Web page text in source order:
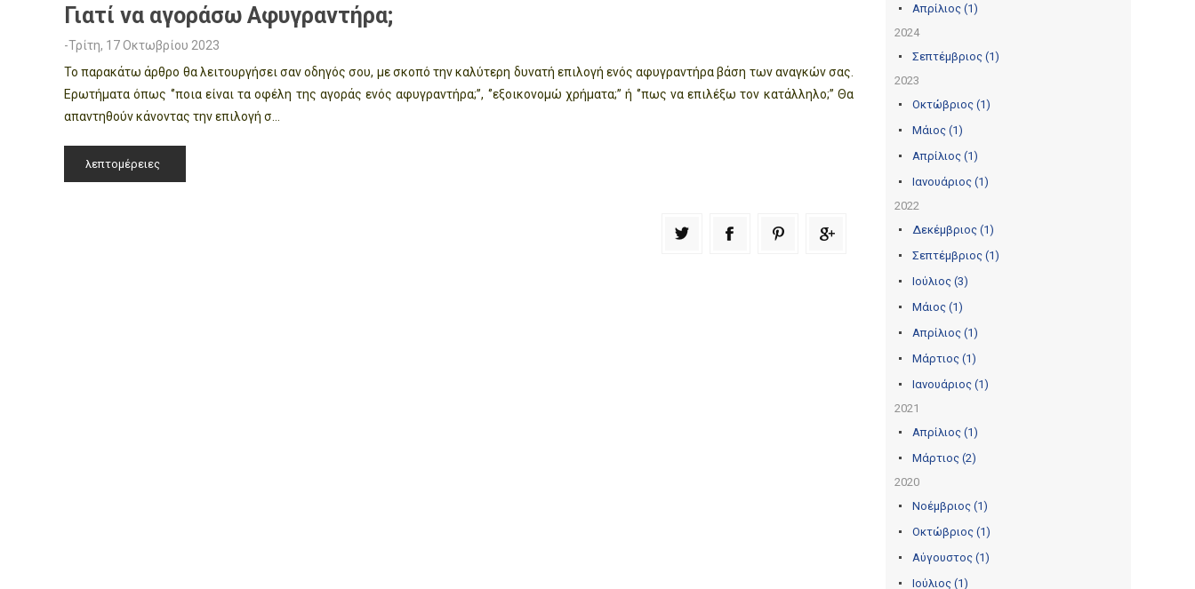
Γιατί να αγοράσω Αφυγραντήρα;
-Τρίτη, 17 Οκτωβρίου 2023
Το παρακάτω άρθρο θα λειτουργήσει σαν οδηγός σου, με σκοπό την καλύτερη δυνατή επιλογή ενός αφυγραντήρα βάση των αναγκών σας.
Ερωτήματα όπως ‘’ποια είναι τα οφέλη της αγοράς ενός αφυγραντήρα;’’, ‘’εξοικονομώ χρήματα;’’ ή ‘’πως να επιλέξω τον κατάλληλο;’’ Θα
απαντηθούν κάνοντας την επιλογή σ...
λεπτομέρειες
Απρίλιος (1)
2024
Σεπτέμβριος (1)
2023
Οκτώβριος (1)
Μάιος (1)
Απρίλιος (1)
Ιανουάριος (1)
2022
Δεκέμβριος (1)
Σεπτέμβριος (1)
Ιούλιος (3)
Μάιος (1)
Απρίλιος (1)
Μάρτιος (1)
Ιανουάριος (1)
2021
Απρίλιος (1)
Μάρτιος (2)
2020
Νοέμβριος (1)
Οκτώβριος (1)
Αύγουστος (1)
Ιούλιος (1)